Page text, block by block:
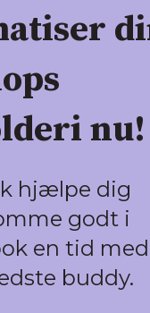
nu!
hjælpe dig
godt i
en tid med
buddy.